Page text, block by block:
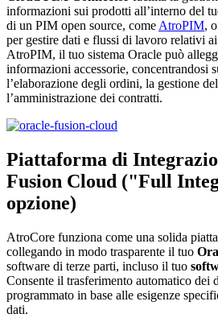
informazioni sui prodotti all’interno del
di un PIM open source, come AtroPIM,
per gestire dati e flussi di lavoro relativi
AtroPIM, il tuo sistema Oracle può
informazioni accessorie, concentrandosi
l’elaborazione degli ordini, la gestione
l’amministrazione dei contratti.
Piattaforma di
Fusion Cloud ("Full
opzione)
AtroCore funziona come una solida
collegando in modo trasparente il tuo
software di terze parti, incluso il tuo
Consente il trasferimento automatico dei
programmato in base alle esigenze
dati.